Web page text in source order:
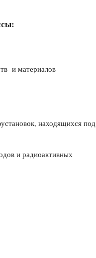
и материалов
находящихся под
и радиоактивных